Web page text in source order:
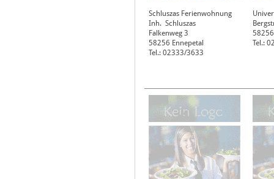
Schluszas Ferienwohnung
Inh. Schluszas
Falkenweg 3
58256 Ennepetal
Tel.: 02333/3633
58256
Tel.: